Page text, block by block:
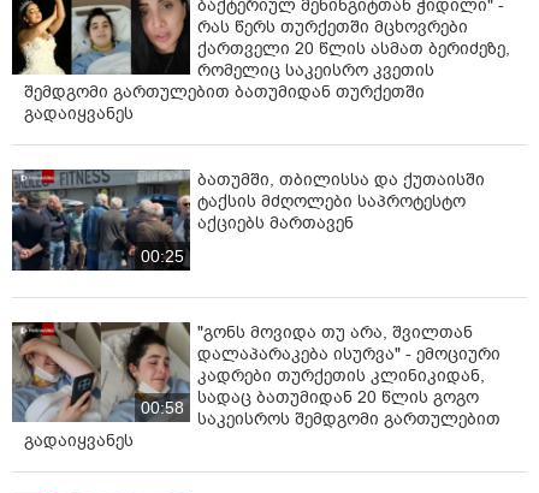
ბაქტერიულ მენინგიტთან ჭიდილი" -
რას წერს თურქეთში მცხოვრები
ქართველი 20 წლის ასმათ ბერიძეზე,
რომელიც საკეისრო კვეთის
შემდგომი გართულებით ბათუმიდან თურქეთში
გადაიყვანეს
00:25
ბათუმში, თბილისსა და ქუთაისში
ტაქსის მძღოლები საპროტესტო
აქციებს მართავენ
00:58
"გონს მოვიდა თუ არა, შვილთან
დალაპარაკება ისურვა" - ემოციური
კადრები თურქეთის კლინიკიდან,
სადაც ბათუმიდან 20 წლის გოგო
საკეისროს შემდგომი გართულებით
გადაიყვანეს